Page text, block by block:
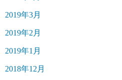
2019年3月
2019年2月
2019年1月
2018年12月